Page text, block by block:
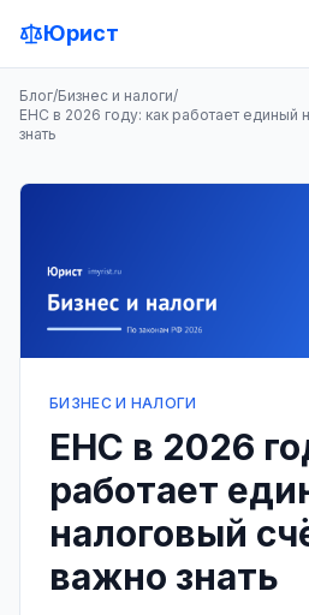
Юрист
Блог/Бизнес и налоги/
ЕНС в 2026 году: как работает единый
знать
БИЗНЕС И НАЛОГИ
ЕНС в 2026
работает
налоговый
важно знать